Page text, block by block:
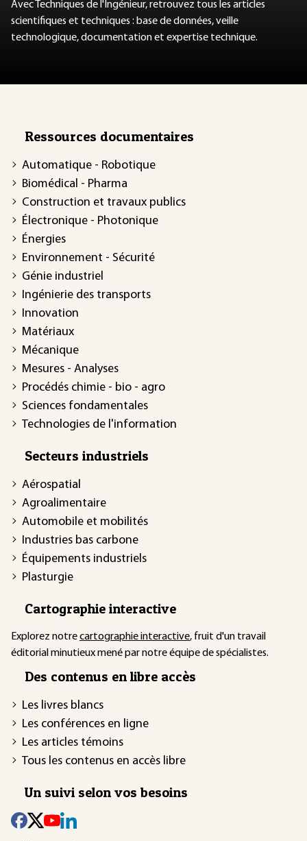
Avec Techniques de l'Ingénieur, retrouvez tous les articles
scientifiques et techniques : base de données, veille
technologique, documentation et expertise technique.
Ressources documentaires
Automatique - Robotique
Biomédical - Pharma
Construction et travaux publics
Électronique - Photonique
Énergies
Environnement - Sécurité
Génie industriel
Ingénierie des transports
Innovation
Matériaux
Mécanique
Mesures - Analyses
Procédés chimie - bio - agro
Sciences fondamentales
Technologies de l'information
Secteurs industriels
Aérospatial
Agroalimentaire
Automobile et mobilités
Industries bas carbone
Équipements industriels
Plasturgie
Cartographie interactive
Explorez notrecartographie interactive, fruit d'un travail
éditorial minutieux mené par notre équipe de spécialistes.
Des contenus en libre accès
Les livres blancs
Les conférences en ligne
Les articles témoins
Tous les contenus en accès libre
Un suivi selon vos besoins